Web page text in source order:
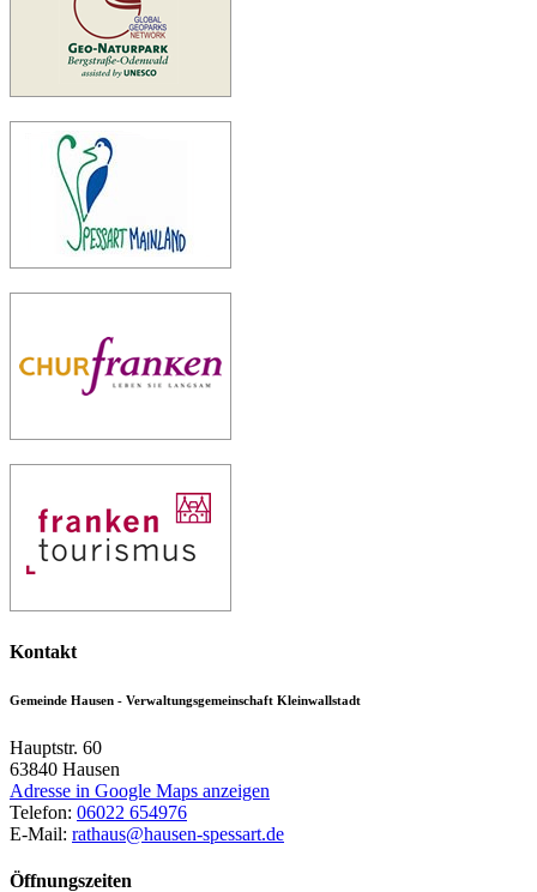
Kontakt
Gemeinde Hausen - Verwaltungsgemeinschaft Kleinwallstadt
Hauptstr. 60
63840 Hausen
Adresse in Google Maps anzeigen
Telefon: 06022 654976
E-Mail: rathaus@hausen-spessart.de
Öffnungszeiten